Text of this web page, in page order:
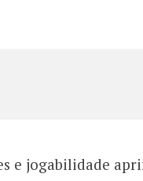
e jogabilidade